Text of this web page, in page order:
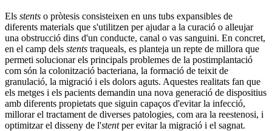
Els stents o pròtesis consisteixen en uns tubs expansibles de
diferents materials que s'utilitzen per ajudar a la curació o alleujar
una obstrucció dins d'un conducte, canal o vas sanguini. En concret,
en el camp dels stents traqueals, es planteja un repte de millora que
permeti solucionar els principals problemes de la postimplantació
com són la colonització bacteriana, la formació de teixit de
granulació, la migració i els dolors aguts. Aquestes realitats fan que
els metges i els pacients demandin una nova generació de dispositius
amb diferents propietats que siguin capaços d'evitar la infecció,
millorar el tractament de diverses patologies, com ara la reestenosi, i
optimitzar el disseny de l'stentper evitar la migració i el sagnat.